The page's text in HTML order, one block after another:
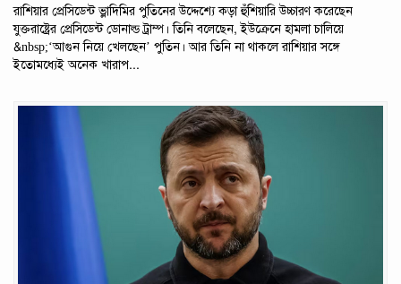
রাশিয়ার প্রেসিডেন্ট ভ্লাদিমির পুতিনের উদ্দেশ্যে কড়া হুঁশিয়ারি উচ্চারণ করেছেন
যুক্তরাষ্ট্রের প্রেসিডেন্ট ডোনাল্ড ট্রাম্প। তিনি বলেছেন, ইউক্রেনে হামলা চালিয়ে
&nbsp;‘আগুন নিয়ে খেলছেন’ পুতিন। আর তিনি না থাকলে রাশিয়ার সঙ্গে
ইতোমধ্যেই অনেক খারাপ...